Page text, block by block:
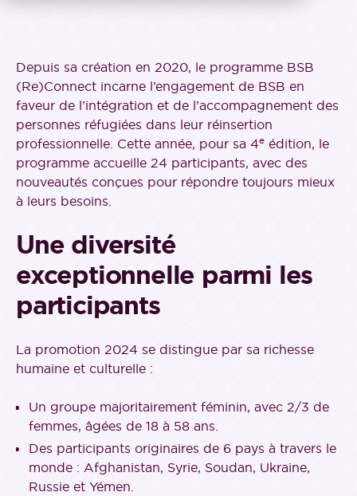
Depuis sa création en 2020, le programme BSB
(Re)Connect incarne l’engagement de BSB en
faveur de l’intégration et de l’accompagnement des
personnes réfugiées dans leur réinsertion
professionnelle. Cette année, pour sa 4e édition, le
programme accueille 24 participants, avec des
nouveautés conçues pour répondre toujours mieux
à leurs besoins.
Une diversité
exceptionnelle parmi les
participants
La promotion 2024 se distingue par sa richesse
humaine et culturelle :
Un groupe majoritairement féminin, avec 2/3 de
femmes, âgées de 18 à 58 ans.
Des participants originaires de 6 pays à travers le
monde : Afghanistan, Syrie, Soudan, Ukraine,
Russie et Yémen.